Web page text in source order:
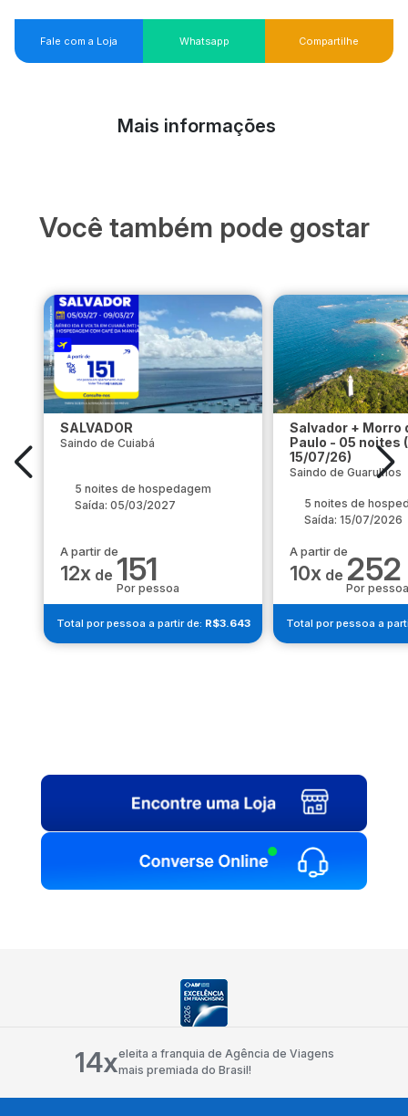
Fale com a Loja Whatsapp Compartilhe
Mais informações
Você também pode gostar
SALVADOR
Saindo de Cuiabá
5 noites de hospedagem
Saída: 05/03/2027
A partir de
12x de 151
Por pessoa
Total por pessoa a partir de: R$3.643
Salvador + Morro
Paulo - 05 noites
15/07/26)
Saindo de Guarulhos
5 noites de
Saída: 15/07/2026
A partir de
10x de 252
Por pessoa
Total por pessoa a
14xeleita a franquia de Agência de Viagens
mais premiada do Brasil!